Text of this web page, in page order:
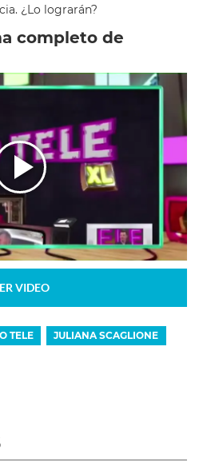
¿Lo lograrán?
completo de
VIDEO
TELE JULIANA SCAGLIONE